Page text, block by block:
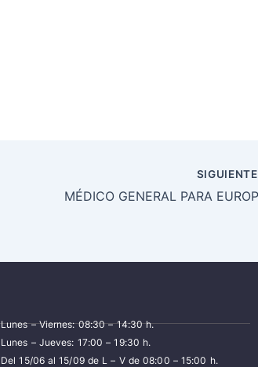
SIGUIENTE
Lunes – Viernes: 08:30 – 14:30 h.
Lunes – Jueves: 17:00 – 19:30 h.
Del 15/06 al 15/09 de L – V de 08:00 – 15:00 h.